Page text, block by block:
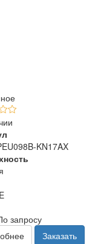
KN17AX
запросу
Заказать